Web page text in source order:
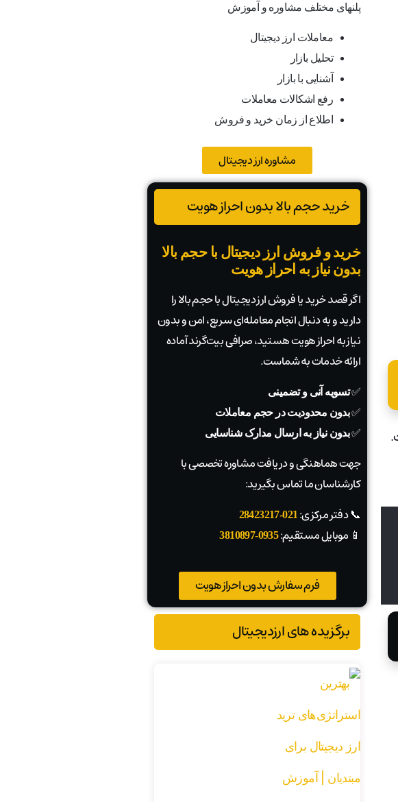
پلنهای مختلف مشاوره و آموزش
معاملات ارز دیجیتال
تحلیل بازار
آشنایی با بازار
رفع اشکالات معاملات
اطلاع از زمان خرید و فروش
مشاوره ارز دیجیتال
خرید حجم بالا بدون احراز هویت
خرید و فروش ارز دیجیتال با حجم بالا
بدون نیاز به احراز هویت
اگر قصد خرید یا فروش ارز دیجیتال با حجم بالا را
دارید و به دنبال انجام معامله‌ای سریع، امن و بدون
نیاز به احراز هویت هستید، صرافی بیت‌گرند آماده
ارائه خدمات به شماست.
✅تسویه آنی و تضمینی
✅بدون محدودیت در حجم معاملات
✅بدون نیاز به ارسال مدارک شناسایی
جهت هماهنگی و دریافت مشاوره تخصصی با
کارشناسان ما تماس بگیرید:
📞 دفتر مرکزی:021-28423217
📱 موبایل مستقیم:0935-3810897
فرم سفارش بدون احراز هویت
برگزیده های ارزدیجیتال